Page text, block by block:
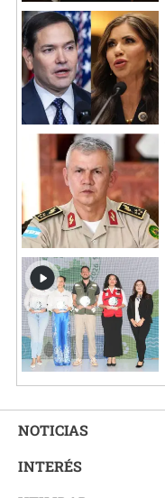
NOTICIAS
INTERÉS